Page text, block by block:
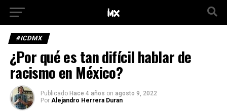
#ICDMX
¿Por qué es tan difícil hablar de
racismo en México?
Publicado Hace 4 años on agosto 9, 2022
Por Alejandro Herrera Duran